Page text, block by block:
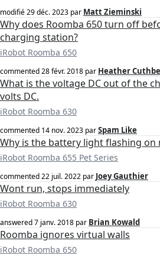
modifié29 déc. 2023 par Matt Zieminski
Why does Roomba 650 turn off
charging station?
iRobot Roomba 650
commented28 févr. 2018 par Heather
What is the voltage DC out of the
volts DC.
iRobot Roomba 630
commented 14 nov. 2023 parSpam Like
Why is the battery light flashing on
iRobot Roomba 655 Pet Series
commented22 juil. 2022 par Joey Gauthier
Wont run, stops immediately
iRobot Roomba 630
answered7 janv. 2018 par Brian Kowald
Roomba ignores virtual walls
iRobot Roomba 650